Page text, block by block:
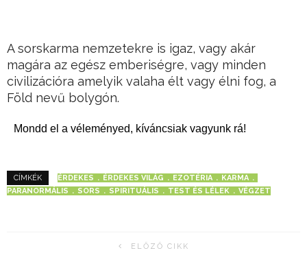
A sorskarma nemzetekre is igaz, vagy akár
magára az egész emberiségre, vagy minden
civilizációra amelyik valaha élt vagy élni fog, a
Föld nevű bolygón.
Mondd el a véleményed, kíváncsiak vagyunk rá!
CÍMKÉK ÉRDEKES ÉRDEKES VILÁG EZOTÉRIA
KARMA
PARANORMÁLIS
SORS SPIRITUÁLIS TEST ÉS LÉLEK VÉGZET
ELŐZŐ CIKK